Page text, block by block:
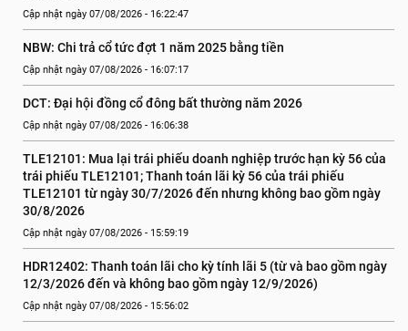
Cập nhật ngày 07/08/2026 - 16:22:47
NBW: Chi trả cổ tức đợt 1 năm 2025 bằng tiền
Cập nhật ngày 07/08/2026 - 16:07:17
DCT: Đại hội đồng cổ đông bất thường năm 2026
Cập nhật ngày 07/08/2026 - 16:06:38
TLE12101: Mua lại trái phiếu doanh nghiệp trước hạn kỳ 56 của
trái phiếu TLE12101; Thanh toán lãi kỳ 56 của trái phiếu
TLE12101 từ ngày 30/7/2026 đến nhưng không bao gồm ngày
30/8/2026
Cập nhật ngày 07/08/2026 - 15:59:19
HDR12402: Thanh toán lãi cho kỳ tính lãi 5 (từ và bao gồm ngày
12/3/2026 đến và không bao gồm ngày 12/9/2026)
Cập nhật ngày 07/08/2026 - 15:56:02